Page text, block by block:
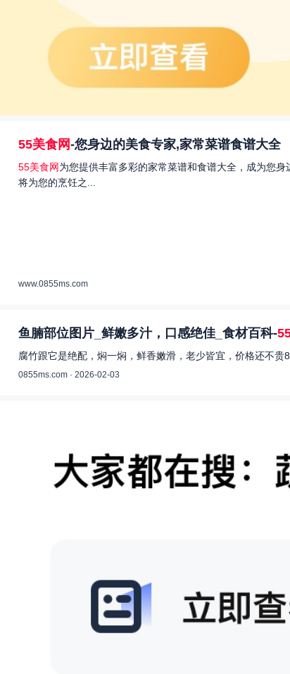
55美食网-您身边的美食专家,家常菜谱食谱大全
55美食网为您提供丰富多彩的家常菜谱和食谱大全，成为您身
将为您的烹饪之...
www.0855ms.com
鱼腩部位图片_鲜嫩多汁，口感绝佳_食材百科-
腐竹跟它是绝配，焖一焖，鲜香嫩滑，老少皆宜，价格还不
0855ms.com · 2026-02-03